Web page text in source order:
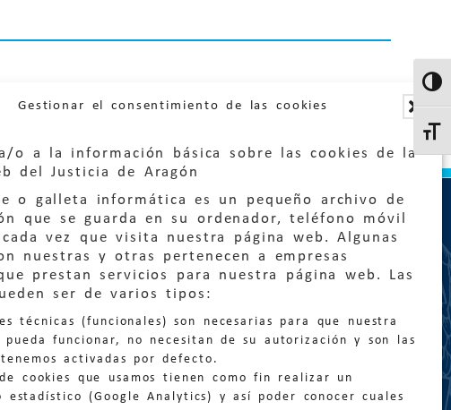
Gestionar el consentimiento de las cookies
o a la información básica sobre las cookies de la
del Justicia de Aragón
o galleta informática es un pequeño archivo de
que se guarda en su ordenador, teléfono móvil
vez que visita nuestra página web. Algunas
nuestras y otras pertenecen a empresas
prestan servicios para nuestra página web. Las
ser de varios tipos:
técnicas (funcionales) son necesarias para que nuestra
pueda funcionar, no necesitan de su autorización y son las
activadas por defecto.
cookies que usamos tienen como fin realizar un
estadístico (Google Analytics) y así poder conocer cuales
quejas@eljusticiadearagon.es
general:
900 210 210/ 976 399 354